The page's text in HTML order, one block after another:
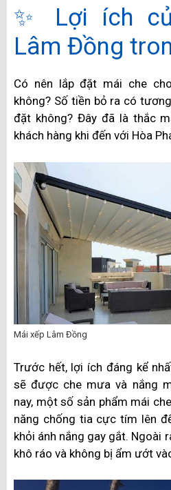
✨ Lợi ích
Lâm Đồng
Có nên lắp đặt mái che
không? Số tiền bỏ ra có
đặt không? Đây đã là thắc
khách hàng khi đến với Hòa
Mái xếp Lâm Đồng
Trước hết, lợi ích đáng kể
sẽ được che mưa và nắng
nay, một số sản phẩm mái
năng chống tia cực tím lên
khỏi ánh nắng gay gắt. Ngoài
khô ráo và không bị ẩm ướt